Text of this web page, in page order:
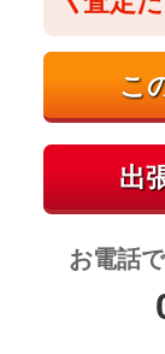
お電話